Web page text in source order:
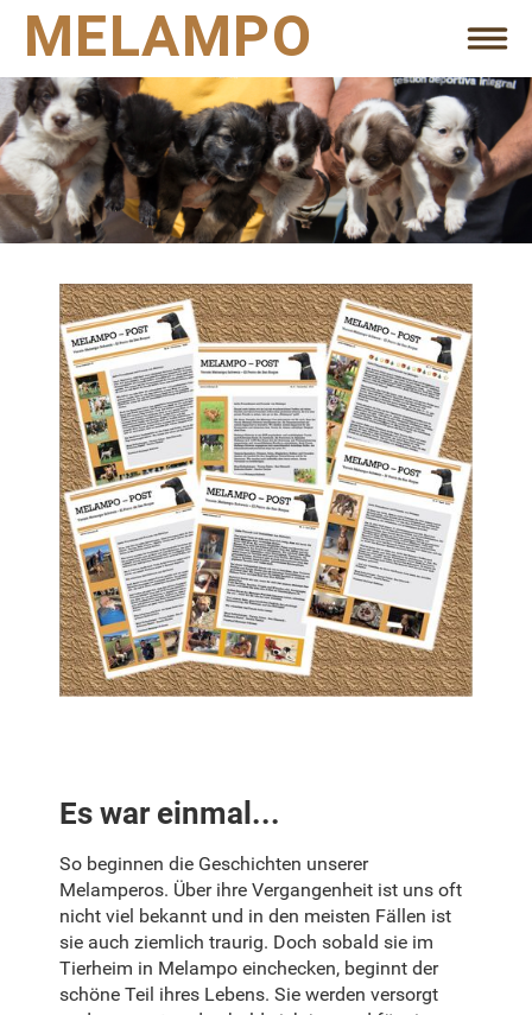
MELAMPO
Es war einmal...
So beginnen die Geschichten unserer
Melamperos. Über ihre Vergangenheit ist uns oft
nicht viel bekannt und in den meisten Fällen ist
sie auch ziemlich traurig. Doch sobald sie im
Tierheim in Melampo einchecken, beginnt der
schöne Teil ihres Lebens. Sie werden versorgt